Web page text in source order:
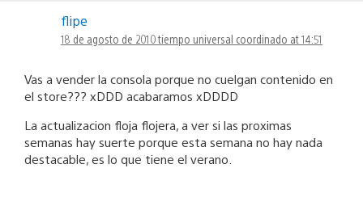
flipe
18 de agosto de 2010 tiempo universal coordinado at 14:51
Vas a vender la consola porque no cuelgan contenido en
el store??? xDDD acabaramos xDDDD
La actualizacion floja flojera, a ver si las proximas
semanas hay suerte porque esta semana no hay nada
destacable, es lo que tiene el verano.